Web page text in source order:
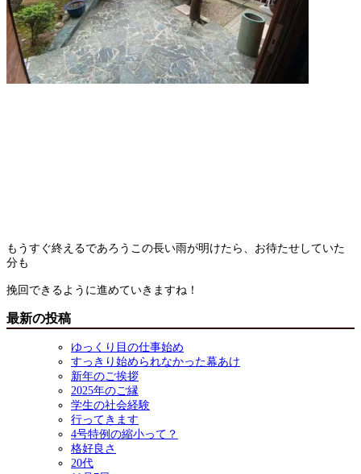
もうすぐ終えるであろうこの長い雨が明けたら、お待たせしていた
分も
挽回できるように進めていきますね！
最新の投稿
ゆっくり目の仕事始め
すっきり始められなかった幕あけ
新年のご挨拶
2025年のご縁
学生の社会経験
行ってきます
4号特例の縮小って？
格好良さ
20代